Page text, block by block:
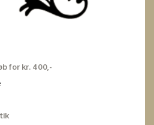
for kr. 400,-